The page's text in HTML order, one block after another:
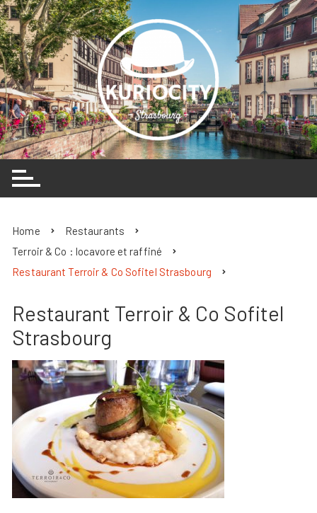
Skip
to
content
Home
Restaurants
Terroir & Co : locavore et raffiné
Restaurant Terroir & Co Sofitel Strasbourg
Restaurant Terroir & Co Sofitel
Strasbourg